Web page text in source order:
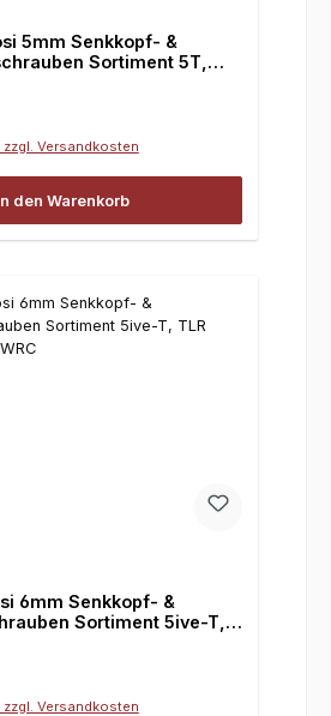
5mm Senkkopf- &
Sortiment 5T,
Versandkosten
den Warenkorb
6mm Senkkopf- &
Sortiment 5ive-T,
Versandkosten